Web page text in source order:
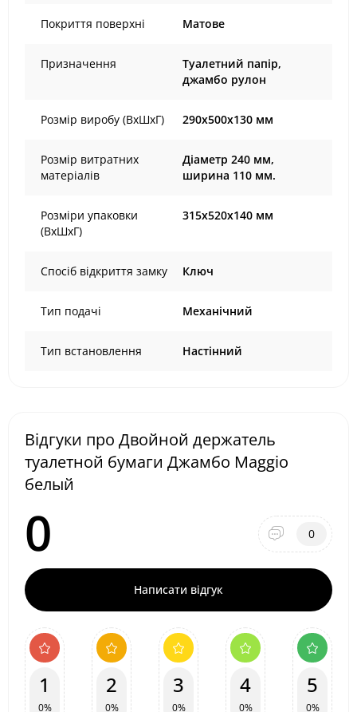
Покриття поверхні Матове
Призначення
Туалетний папір,
джамбо рулон
Розмір виробу (ВхШхГ) 290x500x130 мм
Розмір витратних
матеріалів
Діаметр 240 мм,
ширина 110 мм.
Розміри упаковки
(ВхШхГ)
315х520х140 мм
Спосіб відкриття замку Ключ
Тип подачі Механічний
Тип встановлення Настінний
Відгуки про Двойной держатель
туалетной бумаги Джамбо Maggio
белый
0 0
Написати відгук
1
0%
2
0%
3
0%
4
0%
5
0%